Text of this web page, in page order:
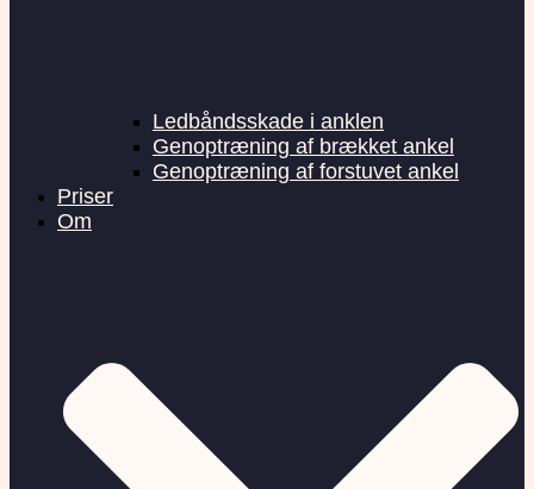
Ledbåndsskade i anklen
Genoptræning af brækket ankel
Genoptræning af forstuvet ankel
Priser
Om